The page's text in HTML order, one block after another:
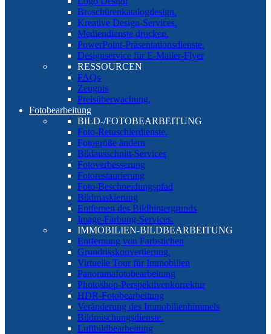
Broschürenkatalogdesign.
Kreative Design-Services.
Mediendienste drucken.
PowerPoint-Präsentationsdienste.
Designservice für E-Mailer-Flyer
RESSOURCEN
FAQs
Zeugnis
Preisüberwachung.
Fotobearbeitung
BILD-/FOTOBEARBEITUNG
Foto-Retuschierdienste.
Fotogröße ändern
Bildausschnitt-Services
Fotoverbesserung
Fotorestaurierung
Foto-Beschneidungspfad
Bildmaskierung
Entfernen des Bildhintergrunds
Image-Färbung-Services.
IMMOBILIEN-BILDBEARBEITUNG
Entfernung von Farbstichen
Grundrisskonvertierung.
Virtuelle Tour für Immobilien
Panoramafotobearbeitung
Photoshop-Perspektivenkorrektur
HDR-Fotobearbeitung
Veränderung des Immobilienhimmels
Bildmischungsdienste.
Luftbildbearbeitung